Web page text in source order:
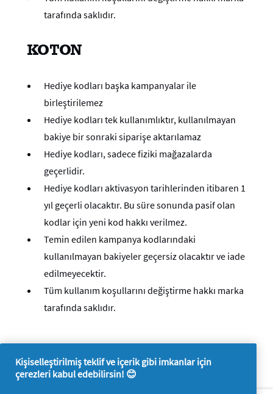
tarafında saklıdır.
KOTON
Hediye kodları başka kampanyalar ile
birleştirilemez
Hediye kodları tek kullanımlıktır, kullanılmayan
bakiye bir sonraki siparişe aktarılamaz
Hediye kodları, sadece fiziki mağazalarda
geçerlidir.
Hediye kodları aktivasyon tarihlerinden itibaren 1
yıl geçerli olacaktır. Bu süre sonunda pasif olan
kodlar için yeni kod hakkı verilmez.
Temin edilen kampanya kodlarındaki
kullanılmayan bakiyeler geçersiz olacaktır ve iade
edilmeyecektir.
Tüm kullanım koşullarını değiştirme hakkı marka
tarafında saklıdır.
Kişiselleştirilmiş teklif ve içerik gibi imkanlar için
çerezleri kabul edebilirsin! 😊